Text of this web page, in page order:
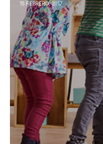
15 FEBRERO, 2017